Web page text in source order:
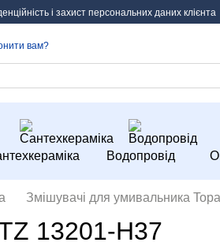
і захист персональних даних клієнта
вам?
Водопровід
Змішувачі для умивальника
13201-H37